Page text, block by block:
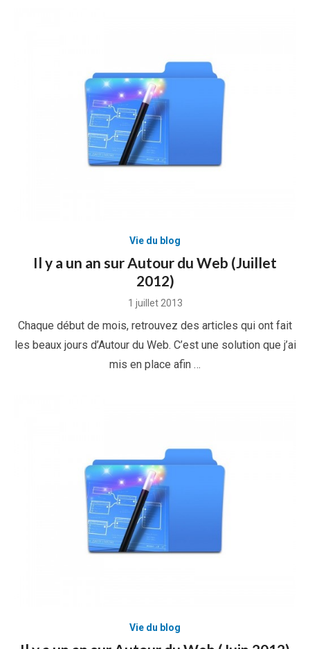
Vie du blog
Il y a un an sur Autour du Web (Juillet
2012)
Posted
1 juillet 2013
Chaque début de mois, retrouvez des articles qui ont fait
les beaux jours d’Autour du Web. C’est une solution que j’ai
mis en place afin …
Vie du blog